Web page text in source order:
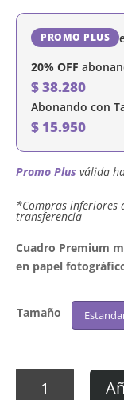
PROMO PLUS
20% OFF
$38.280
Abonando con
$ 15.950
Promo Plus válida
´*Compras
transferencia
Cuadro Premium
en papel
Tamaño